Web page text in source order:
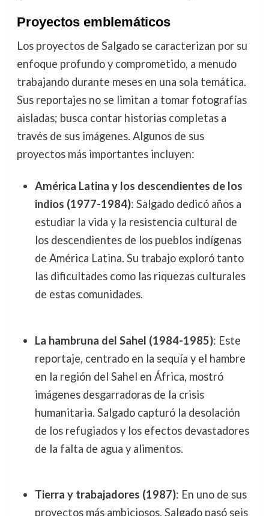
Proyectos emblemáticos
Los proyectos de Salgado se caracterizan por su
enfoque profundo y comprometido, a menudo
trabajando durante meses en una sola temática.
Sus reportajes no se limitan a tomar fotografías
aisladas; busca contar historias completas a
través de sus imágenes. Algunos de sus
proyectos más importantes incluyen:
América Latina y los descendientes de los
indios (1977-1984): Salgado dedicó años a
estudiar la vida y la resistencia cultural de
los descendientes de los pueblos indígenas
de América Latina. Su trabajo exploró tanto
las dificultades como las riquezas culturales
de estas comunidades.
La hambruna del Sahel (1984-1985): Este
reportaje, centrado en la sequía y el hambre
en la región del Sahel en África, mostró
imágenes desgarradoras de la crisis
humanitaria. Salgado capturó la desolación
de los refugiados y los efectos devastadores
de la falta de agua y alimentos.
Tierra y trabajadores (1987): En uno de sus
proyectos más ambiciosos, Salgado pasó seis